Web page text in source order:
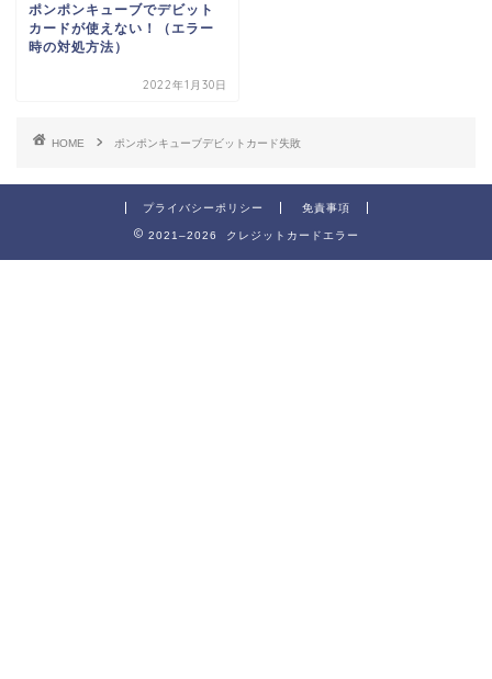
ポンポンキューブでデビット
カードが使えない！（エラー
時の対処方法）
2022年1月30日
HOME ポンポンキューブデビットカード失敗
プライバシーポリシー 免責事項
2021–2026 クレジットカードエラー